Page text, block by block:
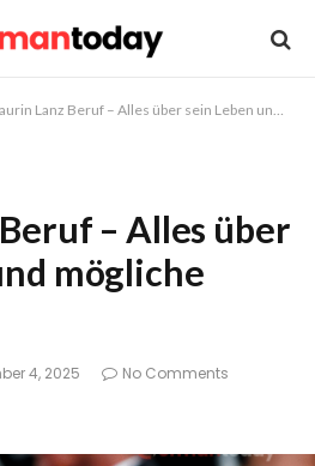
Lanz Beruf – Alles über sein Leben und mögliche Zukunft
– Alles über
mögliche
4, 2025
No Comments